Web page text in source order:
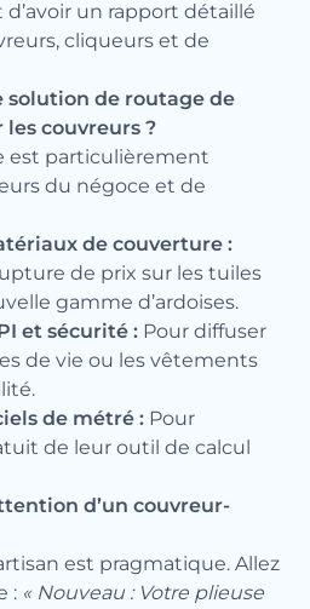
un rapport détaillé
cliqueurs et de
solution de routage de
couvreurs ?
est particulièrement
du négoce et de
de couverture :
de prix sur les tuiles
gamme d’ardoises.
et sécurité : Pour diffuser
de vie ou les vêtements
de métré : Pour
de leur outil de calcul
d’un couvreur-
est pragmatique. Allez
: « Nouveau : Votre plieuse